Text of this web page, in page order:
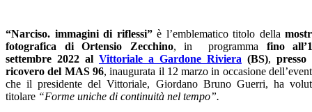
“Narciso. immagini di riflessi”è l’emblematico titolo della
fotografica di Ortensio Zecchino, in programma fino
settembre 2022 al Vittoriale a Gardone Riviera (BS), presso
ricovero del MAS 96, inaugurata il 12 marzo in occasione
che il presidente del Vittoriale, Giordano Bruno Guerri, ha
titolare “Forme uniche di continuità nel tempo”.